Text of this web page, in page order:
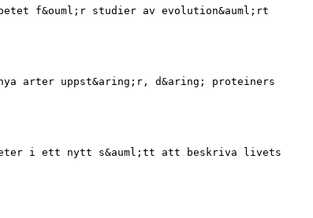
f&ouml;r studier av evolution&auml;rt
arter uppst&aring;r, d&aring; proteiners
i ett nytt s&auml;tt att beskriva livets